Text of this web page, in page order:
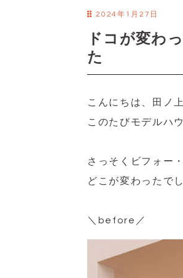
2024年1月27日
ドコが変わ
た
こんにちは、田ノ
このたびモデルハ
さっそくビフォー
どこが変わったで
＼before／